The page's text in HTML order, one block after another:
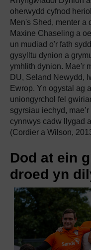
oherwydd cyfnod
Men's Shed, menter a
Maxine Chaseling a
un mudiad o'r fath
gysylltu dynion a
ymhlith dynion. Mae'r
DU, Seland Newydd,
Ewrop. Yn ogystal ag
uniongyrchol fel
sgyrsiau iechyd,
cynnwys cadw llygad
(Cordier a Wilson,
Dod at ein
droed yn